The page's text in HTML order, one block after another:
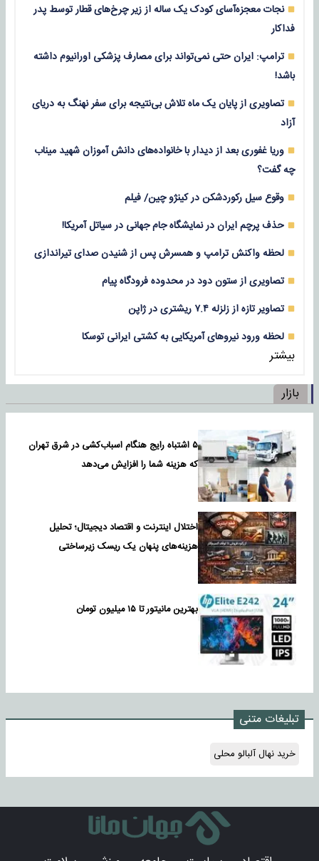
نجات معجزه‌آسای کودک یک ساله از زیر چرخ‌های قطار توسط پدر
فداکار
ترامپ: ایران حتی نمی‌تواند برای مصارف پزشکی اورانیوم داشته
باشد!
تصاویری از پایان یک ماه تلاش بی‌نتیجه برای سفر نهنگ به دریای
آزاد
وریا غفوری بعد از دیدار با خانواده‌های دانش آموزان شهید میناب
چه گفت؟
وقوع سیل رکوردشکن در کینژو چین/ فیلم
حذف پرچم ایران در نمایشگاه جام جهانی در سیاتل آمریکا!
لحظه واکنش ترامپ و همسرش پس از شنیدن صدای تیراندازی
تصاویری از ستون دود در محدوده فرودگاه پیام
تصاویر تازه از زلزله‌ ۷.۴ ریشتری در ژاپن
لحظه ورود نیروهای آمریکایی به کشتی ایرانی توسکا
بیشتر
بازار
۵ اشتباه رایج هنگام اسباب‌کشی در شرق تهران
که هزینه شما را افزایش می‌دهد
اختلال اینترنت و اقتصاد دیجیتال؛ تحلیل
هزینه‌های پنهان یک ریسک زیرساختی
بهترین مانیتور تا ۱۵ میلیون تومان
تبلیغات متنی
خرید نهال آلبالو محلی